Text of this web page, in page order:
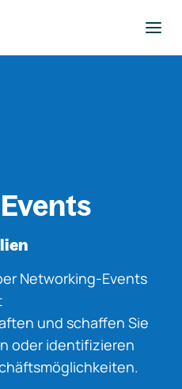
Networking-Events
und schaffen Sie
oder identifizieren